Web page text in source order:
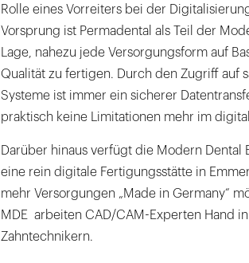
Rolle eines Vorreiters bei der
Vorsprung ist Permadental als Teil der
Lage, nahezu jede Versorgungsform auf
Qualität zu fertigen. Durch den Zugriff auf
Systeme ist immer ein sicherer
praktisch keine Limitationen mehr im
Darüber hinaus verfügt die Modern Dental
eine rein digitale Fertigungsstätte in
mehr Versorgungen „Made in Germany“
MDE arbeiten CAD/CAM-Experten Hand
Zahntechnikern.